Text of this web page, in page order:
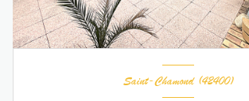
Saint-Chamond (42400)